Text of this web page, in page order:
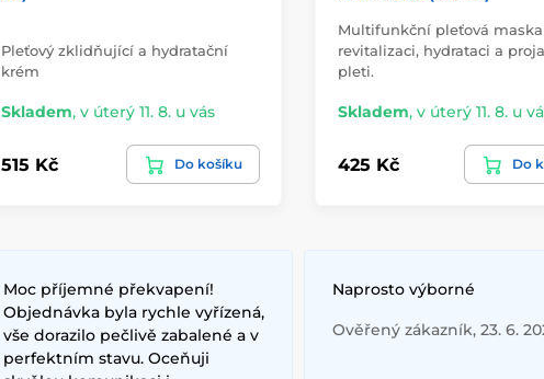
Pleťový zklidňující a hydratační
krém
Skladem, v úterý 11. 8. u vás
515 Kč Do košíku
Multifunkční pleťová
revitalizaci, hydrataci a
pleti.
Skladem, v úterý 11. 8. u
425 Kč Do
Moc příjemné překvapení!
Objednávka byla rychle vyřízená,
vše dorazilo pečlivě zabalené a v
perfektním stavu. Oceňuji
Naprosto výborné
Ověřený zákazník, 23. 6.